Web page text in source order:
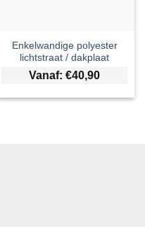
Enkelwandige polyester
lichtstraat / dakplaat
Vanaf: €40,90